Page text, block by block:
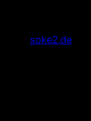
soke2.de